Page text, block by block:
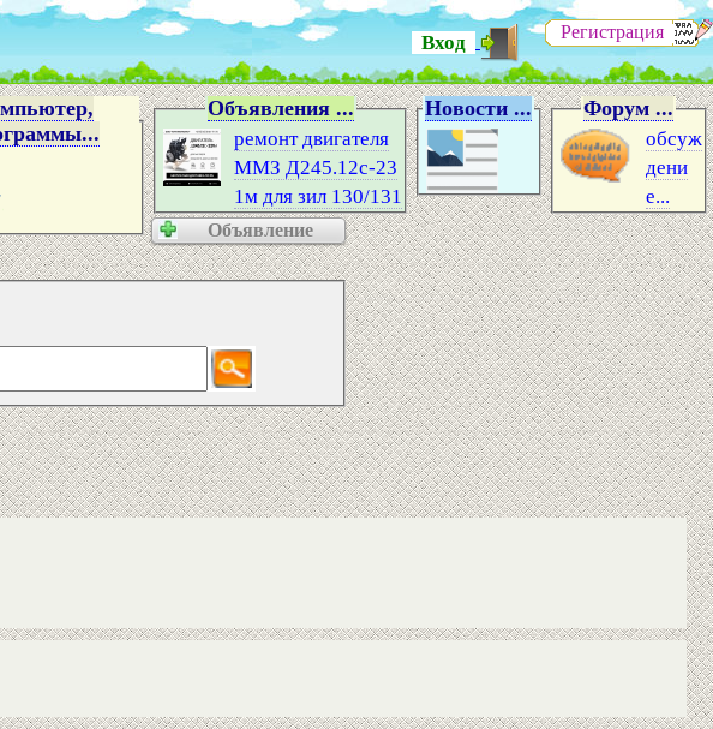
Вход Регистрация
Объявления ...
ремонт двигателя
ММЗ Д245.12с-23
1м для зил 130/131
Объявление
Новости ... Форум ...
обсуж
дени
е...